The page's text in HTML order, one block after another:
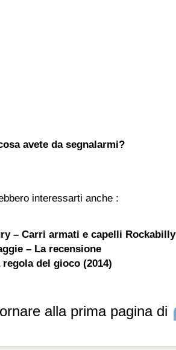
avete da segnalarmi?
interessarti anche :
– Carri armati e capelli Rockabilly
– La recensione
regola del gioco (2014)
alla prima pagina di